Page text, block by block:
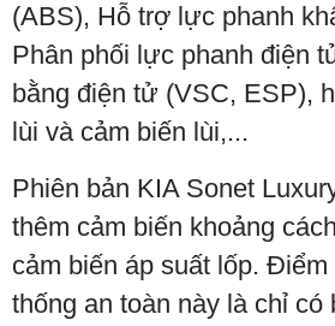
(ABS), Hỗ trợ lực phanh
Phân phối lực phanh điện
bằng điện tử (VSC, ESP),
lùi và cảm biến lùi,...
Phiên bản KIA Sonet
thêm cảm biến khoảng
cảm biến áp suất lốp.
thống an toàn này là chỉ có